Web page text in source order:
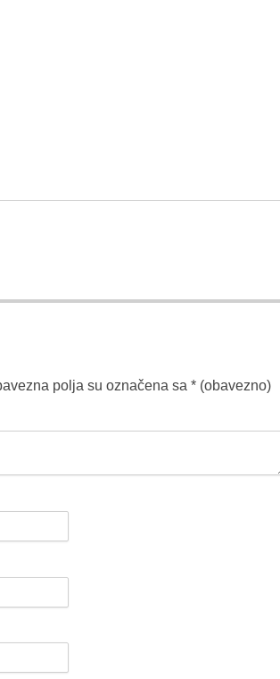
polja su označena sa * (obavezno)